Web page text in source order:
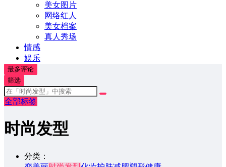
美女图片
网络红人
美女档案
真人秀场
情感
娱乐
最多评论
筛选
全部标签
时尚发型
分类：